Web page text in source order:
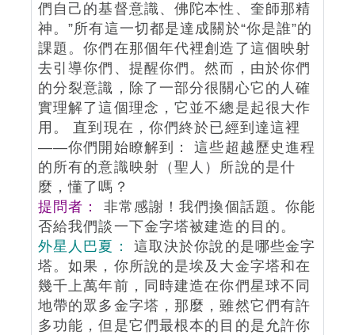
們自己的基督意識、佛陀本性、奎師那精
神。”所有這一切都是達成關於“你是誰”的
課題。你們在那個年代裡創造了這個映射
去引導你們、提醒你們。然而，由於你們
的分裂意識，除了一部分很關心它的人確
實理解了這個理念，它並不總是起很大作
用。 直到現在，你們終於已經到達這裡
——你們開始瞭解到： 這些超越歷史進程
的所有的意識映射（聖人）所說的是什
麼，懂了嗎？
提問者：
非常感謝！我們換個話題。你能
否給我們談一下金字塔被建造的目的。
外星人巴夏：
這取決於你說的是哪些金字
塔。如果，你所說的是埃及大金字塔和在
幾千上萬年前，同時建造在你們星球不同
地帶的眾多金字塔，那麼，雖然它們有許
多功能，但是它們最根本的目的是允許你